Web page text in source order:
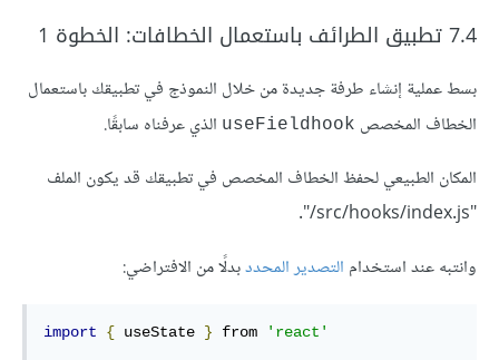
7.4 تطبيق الطرائف باستعمال الخطافات: الخطوة 1
بسط عملية إنشاء طرفة جديدة من خلال النموذج في تطبيقك باستعمال
الخطاف المخصص useFieldhook الذي عرفناه سابقًا.
المكان الطبيعي لحفظ الخطاف المخصص في تطبيقك قد يكون الملف
"src/hooks/index.js/".
وانتبه عند استخدام التصدير المحددبدلًا من الافتراضي:
import { useState } from 'react'